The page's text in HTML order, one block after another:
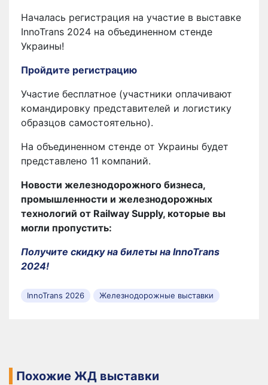
Началась регистрация на участие в выставке
InnoTrans 2024 на объединенном стенде
Украины!
Пройдите регистрацию
Участие бесплатное (участники оплачивают
командировку представителей и логистику
образцов самостоятельно).
На объединенном стенде от Украины будет
представлено 11 компаний.
Новости железнодорожного бизнеса,
промышленности и железнодорожных
технологий от Railway Supply, которые вы
могли пропустить:
Получите скидку на билеты на InnoTrans
2024!
InnoTrans 2026 Железнодорожные выставки
Похожие ЖД выставки